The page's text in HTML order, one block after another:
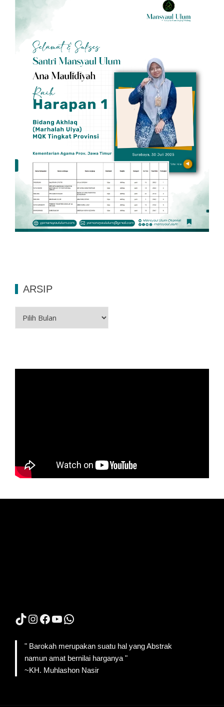
ARSIP
TikTok
Instagram
Facebook
YouTube
WhatsApp
" Barokah merupakan suatu hal yang Abstrak
namun amat bernilai harganya "
~KH. Muhlashon Nasir